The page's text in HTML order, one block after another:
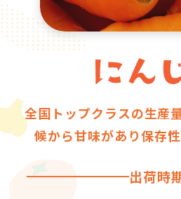
全国トップクラスの生産
候から甘味があり保存
出荷時